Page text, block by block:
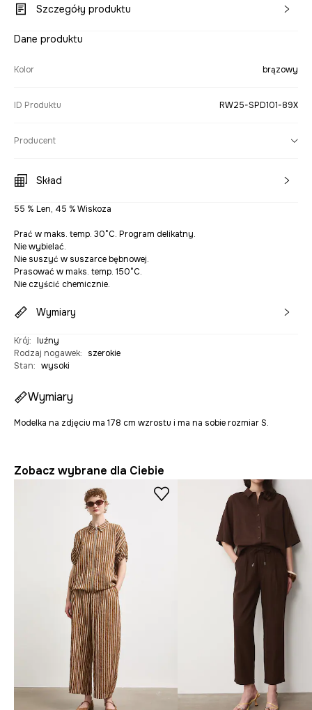
Szczegóły produktu
Dane produktu
Kolor brązowy
ID Produktu RW25-SPD101-89X
Producent
Skład
55 % Len, 45 % Wiskoza
Prać w maks. temp. 30°C. Program delikatny.
Nie wybielać.
Nie suszyć w suszarce bębnowej.
Prasować w maks. temp. 150°C.
Nie czyścić chemicznie.
Wymiary
Krój: luźny
Rodzaj nogawek:
szerokie
Stan: wysoki
Wymiary
Modelka na zdjęciu ma 178 cm wzrostu i ma na sobie rozmiar S.
Zobacz wybrane dla Ciebie